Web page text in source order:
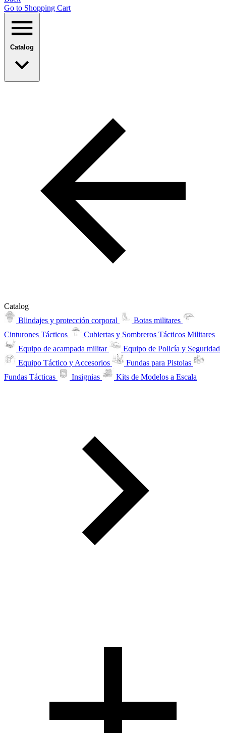
Go to Shopping Сart
Catalog
Catalog
Blindajes y protección corporal
Botas militares
Cinturones Tácticos
Cubiertas y Sombreros Tácticos Militares
Equipo de acampada militar
Equipo de Policía y Seguridad
Equipo Táctico y Accesorios
Fundas para Pistolas
Fundas Tácticas
Insignias Kits de Modelos a Escala